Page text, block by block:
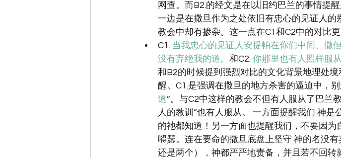
网查。而B2.的经文是在以旧约巴兰的事情提
一边是在撒旦作为之处依旧有忠心的见证人
教会中却有掺杂。这一点在C1和C2中的对比更
C1. 当我忠心的见证人安提帕在你们中间、撒
没有弃绝我的道。 和C2. 你那里也有人照样服
和B2的时候提到强烈对比的文化背景地理处
醒。C1.是强调在撒旦的地方杀害的逼迫中，
道”。与C2中这样的教会不但有人服从了巴兰
人的教训 ”也有人服从。 一方面提醒我们 神
的祂都知道！另一方面也提醒我们，不要因
嘚瑟。连在要命的撒旦底盘上坚守 神的名没
还是两个），神都严严地责备，并且若不回